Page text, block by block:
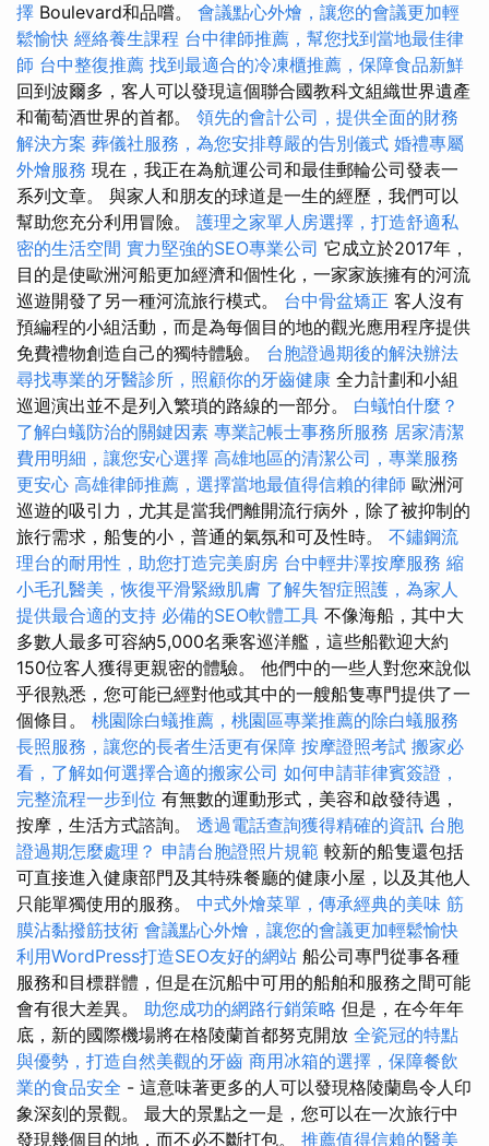
擇 Boulevard和品嚐。 會議點心外燴，讓您的會議更加輕
鬆愉快 經絡養生課程 台中律師推薦，幫您找到當地最佳律
師 台中整復推薦 找到最適合的冷凍櫃推薦，保障食品新鮮
回到波爾多，客人可以發現這個聯合國教科文組織世界遺產
和葡萄酒世界的首都。 領先的會計公司，提供全面的財務
解決方案 葬儀社服務，為您安排尊嚴的告別儀式 婚禮專屬
外燴服務 現在，我正在為航運公司和最佳郵輪公司發表一
系列文章。 與家人和朋友的球道是一生的經歷，我們可以
幫助您充分利用冒險。 護理之家單人房選擇，打造舒適私
密的生活空間 實力堅強的SEO專業公司 它成立於2017年，
目的是使歐洲河船更加經濟和個性化，一家家族擁有的河流
巡遊開發了另一種河流旅行模式。 台中骨盆矯正 客人沒有
預編程的小組活動，而是為每個目的地的觀光應用程序提供
免費禮物創造自己的獨特體驗。 台胞證過期後的解決辦法
尋找專業的牙醫診所，照顧你的牙齒健康 全力計劃和小組
巡迴演出並不是列入繁瑣的路線的一部分。 白蟻怕什麼？
了解白蟻防治的關鍵因素 專業記帳士事務所服務 居家清潔
費用明細，讓您安心選擇 高雄地區的清潔公司，專業服務
更安心 高雄律師推薦，選擇當地最值得信賴的律師 歐洲河
巡遊的吸引力，尤其是當我們離開流行病外，除了被抑制的
旅行需求，船隻的小，普通的氣氛和可及性時。 不鏽鋼流
理台的耐用性，助您打造完美廚房 台中輕井澤按摩服務 縮
小毛孔醫美，恢復平滑緊緻肌膚 了解失智症照護，為家人
提供最合適的支持 必備的SEO軟體工具 不像海船，其中大
多數人最多可容納5,000名乘客巡洋艦，這些船歡迎大約
150位客人獲得更親密的體驗。 他們中的一些人對您來說似
乎很熟悉，您可能已經對他或其中的一艘船隻專門提供了一
個條目。 桃園除白蟻推薦，桃園區專業推薦的除白蟻服務
長照服務，讓您的長者生活更有保障 按摩證照考試 搬家必
看，了解如何選擇合適的搬家公司 如何申請菲律賓簽證，
完整流程一步到位 有無數的運動形式，美容和啟發待遇，
按摩，生活方式諮詢。 透過電話查詢獲得精確的資訊 台胞
證過期怎麼處理？ 申請台胞證照片規範 較新的船隻還包括
可直接進入健康部門及其特殊餐廳的健康小屋，以及其他人
只能單獨使用的服務。 中式外燴菜單，傳承經典的美味 筋
膜沾黏撥筋技術 會議點心外燴，讓您的會議更加輕鬆愉快
利用WordPress打造SEO友好的網站 船公司專門從事各種
服務和目標群體，但是在沉船中可用的船舶和服務之間可能
會有很大差異。 助您成功的網路行銷策略 但是，在今年年
底，新的國際機場將在格陵蘭首都努克開放 全瓷冠的特點
與優勢，打造自然美觀的牙齒 商用冰箱的選擇，保障餐飲
業的食品安全 - 這意味著更多的人可以發現格陵蘭島令人印
象深刻的景觀。 最大的景點之一是，您可以在一次旅行中
發現幾個目的地，而不必不斷打包。 推薦值得信賴的醫美